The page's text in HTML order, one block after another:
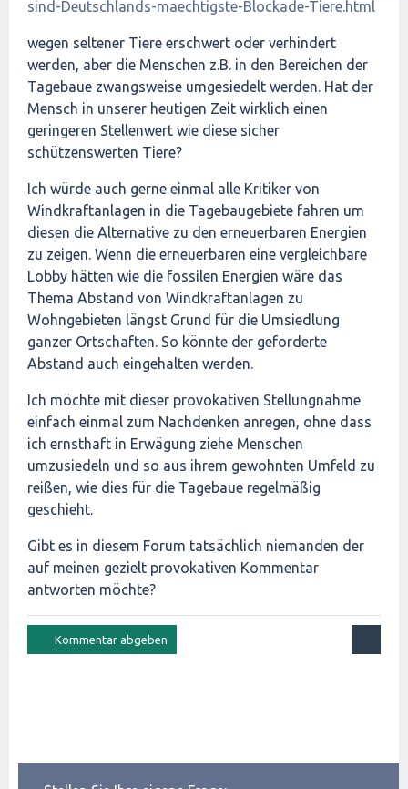
sind-Deutschlands-maechtigste-Blockade-Tiere.html
wegen seltener Tiere erschwert oder verhindert
werden, aber die Menschen z.B. in den Bereichen der
Tagebaue zwangsweise umgesiedelt werden. Hat der
Mensch in unserer heutigen Zeit wirklich einen
geringeren Stellenwert wie diese sicher
schützenswerten Tiere?
Ich würde auch gerne einmal alle Kritiker von
Windkraftanlagen in die Tagebaugebiete fahren um
diesen die Alternative zu den erneuerbaren Energien
zu zeigen. Wenn die erneuerbaren eine vergleichbare
Lobby hätten wie die fossilen Energien wäre das
Thema Abstand von Windkraftanlagen zu
Wohngebieten längst Grund für die Umsiedlung
ganzer Ortschaften. So könnte der geforderte
Abstand auch eingehalten werden.
Ich möchte mit dieser provokativen Stellungnahme
einfach einmal zum Nachdenken anregen, ohne dass
ich ernsthaft in Erwägung ziehe Menschen
umzusiedeln und so aus ihrem gewohnten Umfeld zu
reißen, wie dies für die Tagebaue regelmäßig
geschieht.
Gibt es in diesem Forum tatsächlich niemanden der
auf meinen gezielt provokativen Kommentar
antworten möchte?